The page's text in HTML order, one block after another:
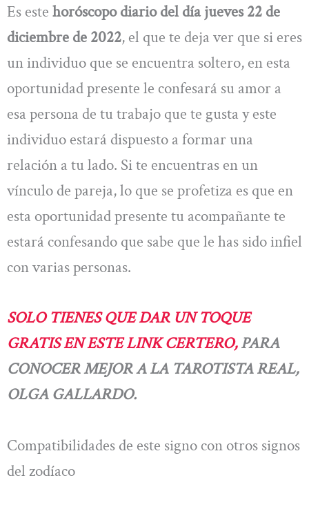
Es este horóscopo diario del día jueves 22 de
diciembre de 2022, el que te deja ver que si eres
un individuo que se encuentra soltero, en esta
oportunidad presente le confesará su amor a
esa persona de tu trabajo que te gusta y este
individuo estará dispuesto a formar una
relación a tu lado. Si te encuentras en un
vínculo de pareja, lo que se profetiza es que en
esta oportunidad presente tu acompañante te
estará confesando que sabe que le has sido infiel
con varias personas.
SOLO TIENES QUE DAR UN TOQUE
GRATIS EN ESTE LINK CERTERO,PARA
CONOCER MEJOR A LA TAROTISTA REAL,
OLGA GALLARDO.
Compatibilidades de este signo con otros signos
del zodíaco